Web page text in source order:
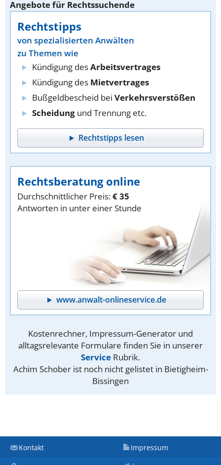
Angebote für Rechtssuchende
Rechtstipps
von spezialisierten Anwälten
zu Themen wie
Kündigung desArbeitsvertrages
Kündigung des Mietvertrages
Bußgeldbescheid bei Verkehrsverstößen
Scheidung und Trennung etc.
Rechtstipps lesen
Rechtsberatung online
Durchschnittlicher Preis:€ 35
Antworten in unter einer Stunde
www.anwalt-onlineservice.de
Kostenrechner, Impressum-Generator und
alltagsrelevante Formulare finden Sie in unserer
Service Rubrik.
Achim Schober ist noch nicht gelistet in Bietigheim-
Bissingen
Kontakt Impressum